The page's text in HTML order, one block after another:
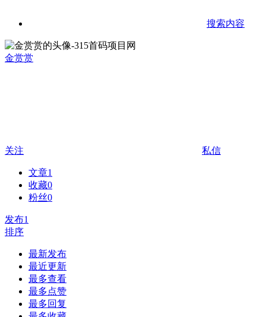
搜索内容
金赏赏
关注 私信
文章1
收藏0
粉丝0
发布1
排序
最新发布
最近更新
最多查看
最多点赞
最多回复